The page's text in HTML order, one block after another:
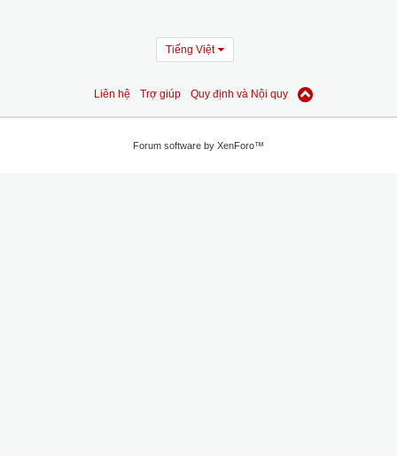
Tiếng Việt
Liên hệ Trợ giúp Quy định và Nội quy
Forum software by XenForo™